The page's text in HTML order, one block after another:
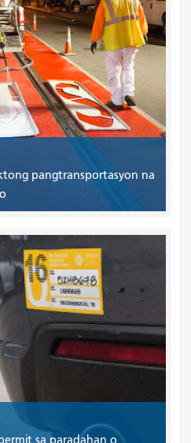
pangtransportasyon na
sa paradahan o